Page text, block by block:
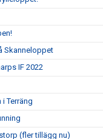
Skanneloppet
IF 2022
Terräng
(fler tillägg nu)